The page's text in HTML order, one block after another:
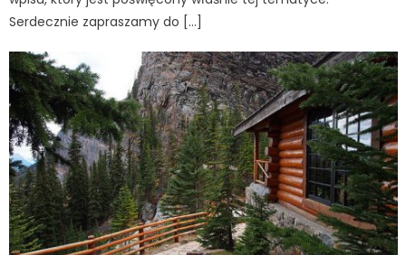
Serdecznie zapraszamy do […]